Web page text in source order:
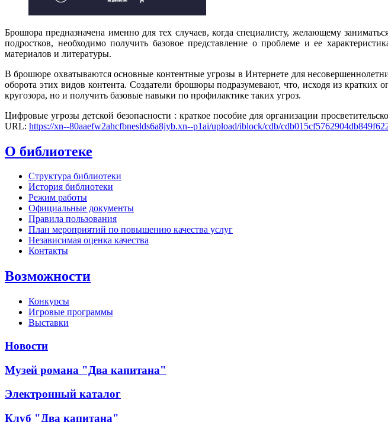
Брошюра предназначена именно для тех случаев, когда специалисту, желающему
подростков, необходимо получить базовое представление о проблеме и ее
материалов и литературы.
В брошюре охватываются основные контентные угрозы в Интернете для
оборота этих видов контента. Создатели брошюры подразумевают, что, исходя из кратких
кругозора, но и получить базовые навыки по профилактике таких угроз.
Цифровые угрозы детской безопасности : краткое пособие для организации
URL: https://xn--80aaefw2ahcfbneslds6a8jyb.xn--p1ai/upload/iblock/cdb/
О библиотеке
Структура библиотеки
История библиотеки
Режим работы
Официальные документы
Правила пользования
План мероприятий по повышению качества услуг
Независимая оценка качества
Контакты
Возможности
Конкурсы
Игровые программы
Выставки
Новости
Музей романа "Два капитана"
Электронный каталог
Клуб "Два капитана"